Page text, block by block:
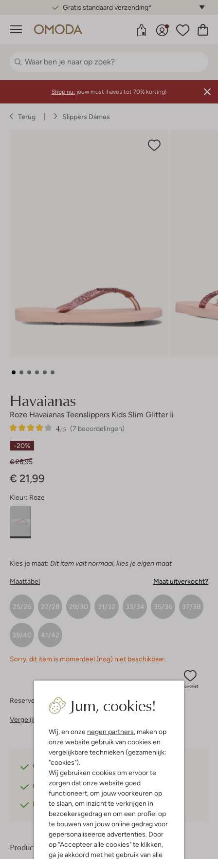
Gratis standaard verzending*
Menu
Jum, cookies!
Wij, en onze negen partners, maken op
onze website gebruik van cookies en
vergelijkbare technieken (gezamenlijk:
"cookies").
Wij gebruiken cookies om ervoor te
zorgen dat onze website goed
functioneert, om jouw voorkeuren op
te slaan, om inzicht te verkrijgen in
bezoekersgedrag en om een profiel op
te bouwen van jouw online gedrag voor
gepersonaliseerde advertenties. Door
op "Accepteer alle cookies" te klikken,
ga je akkoord met het gebruik van alle
Shop nu: jouw must-haves tot 70% korting!
Terug Slippers Dames
Havaianas
Roze Havaianas Teenslippers Kids Slim Glitter Ii
(7 beoordelingen)
4/5
7
4
Sterren
-20%
€ 26,95
€ 21,99
Kleur: Roze
Kies je maat: Dit item valt normaal, kies je eigen maat
Maattabel Maat uitverkocht?
25/26 27/28 29/30 31/32 33/34 35/36 37/38
39/40 41/42
Sorry, dit item is momenteel (nog) niet beschikbaar.
Favoriet
Reserveer direct in een van onze 37 boutiques
Vergelijkbare items
Gratis verzending
Gratis retournerenbinnen 30 dagen*
Betaal achterafmet Klarna
Product informatie